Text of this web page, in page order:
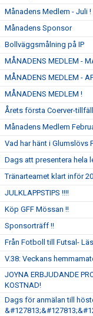
Månadens Medlem - Juli !
Månadens Sponsor
Bollväggsmålning på IP
MÅNADENS MEDLEM -
MÅNADENS MEDLEM -
MÅNADENS MEDLEM !
Årets första Coerver-
Månadens Medlem
Vad har hänt i Glumslövs
Dags att presentera hela
Tränarteamet klart inför
JULKLAPPSTIPS !!!!
Köp GFF Mössan !!
Sponsorträff !!
Från Fotboll till Futsal-
V.38: Veckans
JOYNA ERBJUDANDE
KOSTNAD!
Dags för anmälan till